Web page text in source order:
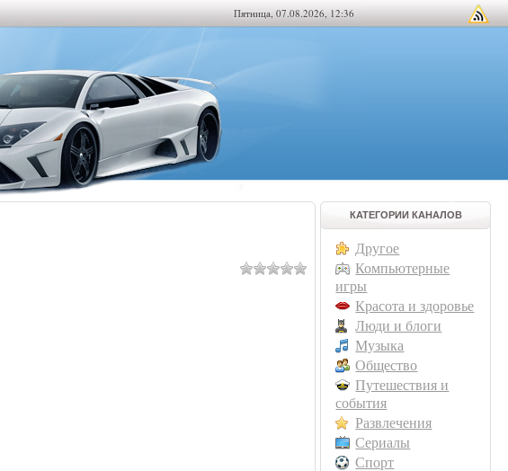
Пятница, 07.08.2026, 12:36
КАТЕГОРИИ КАНАЛОВ
Другое
Компьютерные
игры
Красота и здоровье
Люди и блоги
Музыка
Общество
Путешествия и
события
Развлечения
Сериалы
Спорт